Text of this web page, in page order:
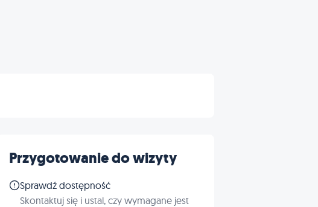
Przygotowanie do wizyty
Sprawdź dostępność
Skontaktuj się i ustal, czy wymagane jest